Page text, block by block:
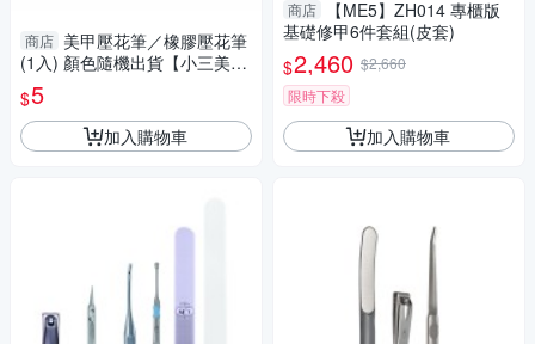
商店 美甲壓花筆／橡膠壓花筆
(1入) 顏色隨機出貨【小三美
日】 DS018434
$5
加入購物車
商店
【ME5】ZH014 專櫃版
基礎修甲6件套組(皮套)
$2,460 $2,660
限時下殺
加入購物車